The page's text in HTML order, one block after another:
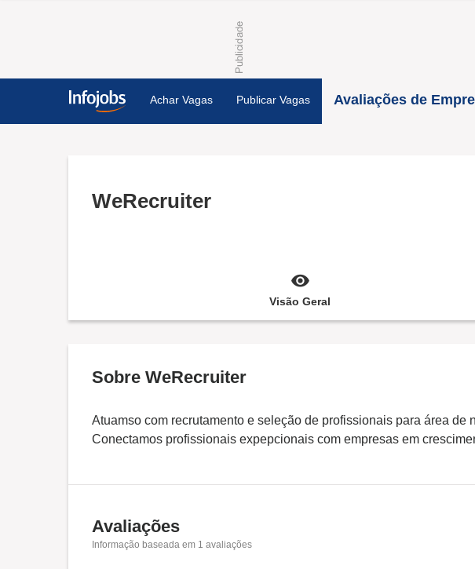
Achar Vagas Publicar Vagas Avaliações de
WeRecruiter
Visão Geral
Sobre WeRecruiter
Atuamso com recrutamento e seleção de profissionais para área de
Conectamos profissionais expepcionais com empresas em
Avaliações
Informação baseada em 1 avaliações